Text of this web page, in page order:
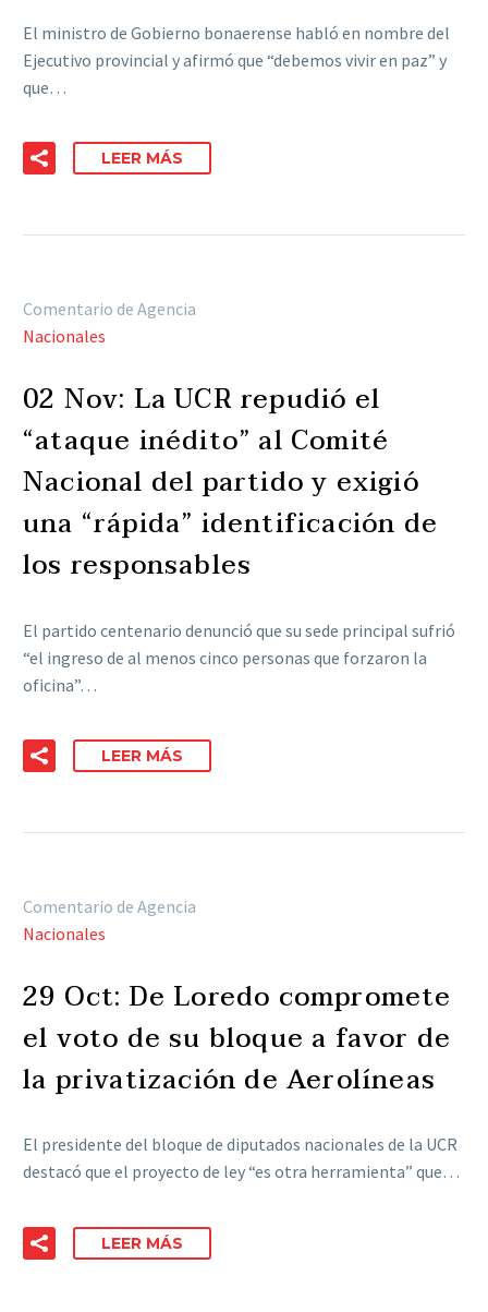
El ministro de Gobierno bonaerense habló en nombre del
Ejecutivo provincial y afirmó que “debemos vivir en paz” y
que…
LEER MÁS
Comentario de Agencia
Nacionales
02 Nov: La UCR repudió el
“ataque inédito” al Comité
Nacional del partido y exigió
una “rápida” identificación de
los responsables
El partido centenario denunció que su sede principal sufrió
“el ingreso de al menos cinco personas que forzaron la
oficina”…
LEER MÁS
Comentario de Agencia
Nacionales
29 Oct: De Loredo compromete
el voto de su bloque a favor de
la privatización de Aerolíneas
El presidente del bloque de diputados nacionales de la UCR
destacó que el proyecto de ley “es otra herramienta” que…
LEER MÁS